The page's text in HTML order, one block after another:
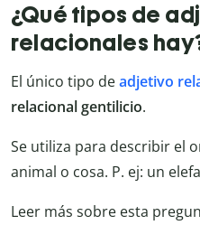
¿Qué tipos de
relacionales
El único tipo deadjetivo
relacional gentilicio.
Se utiliza para describir el
animal o cosa. P. ej: un
Leer más sobre esta